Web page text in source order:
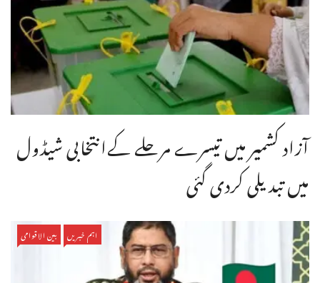
آزاد کشمیر میں تیسرے مرحلے کےانتخابی شیڈول
میں تبدیلی کردی گئی
اہم خبریں بین الاقوامی